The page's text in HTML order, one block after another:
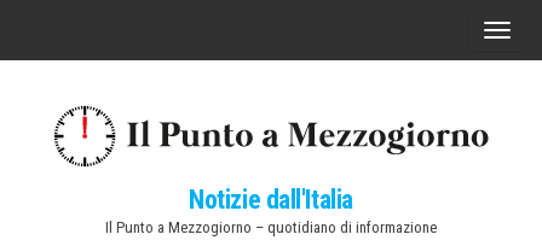
C
Notizie dall'Italia
Il Punto a Mezzogiorno – quotidiano di informazione